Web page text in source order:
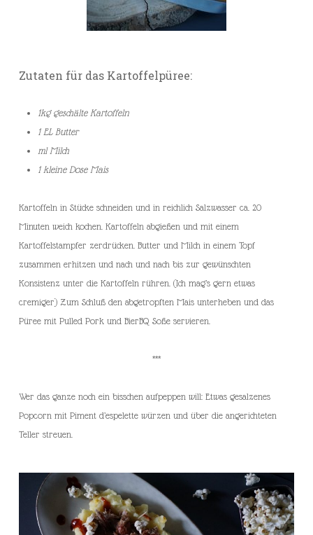
Zutaten für das Kartoffelpüree:
1kg geschälte Kartoffeln
1 EL Butter
ml Milch
1 kleine Dose Mais
Kartoffeln in Stücke schneiden und in reichlich Salzwasser ca. 20
Minuten weich kochen. Kartoffeln abgießen und mit einem
Kartoffelstampfer zerdrücken. Butter und Milch in einem Topf
zusammen erhitzen und nach und nach bis zur gewünschten
Konsistenz unter die Kartoffeln rühren. (Ich mag’s gern etwas
cremiger) Zum Schluß den abgetropften Mais unterheben und das
Püree mit Pulled Pork und BierBQ Soße servieren.
***
Wer das ganze noch ein bisschen aufpeppen will: Etwas gesalzenes
Popcorn mit Piment d’espelette würzen und über die angerichteten
Teller streuen.